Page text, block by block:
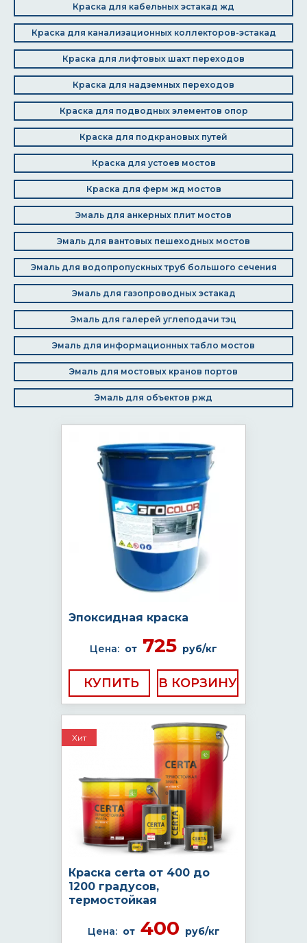
Краска для кабельных эстакад жд
Краска для канализационных коллекторов-эстакад
Краска для лифтовых шахт переходов
Краска для надземных переходов
Краска для подводных элементов опор
Краска для подкрановых путей
Краска для устоев мостов
Краска для ферм жд мостов
Эмаль для анкерных плит мостов
Эмаль для вантовых пешеходных мостов
Эмаль для водопропускных труб большого сечения
Эмаль для газопроводных эстакад
Эмаль для галерей углеподачи тэц
Эмаль для информационных табло мостов
Эмаль для мостовых кранов портов
Эмаль для объектов ржд
Эпоксидная краска
Цена: от 725 руб/кг
КУПИТЬ
Хит
Краска certa от 400 до
1200 градусов,
термостойкая
Цена: от400 руб/кг